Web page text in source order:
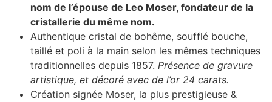
nom de l’épouse de Leo Moser, fondateur de la
cristallerie du même nom.
Authentique cristal de bohême, soufflé bouche,
taillé et poli à la main selon les mêmes techniques
traditionnelles depuis 1857. Présence de gravure
artistique, et décoré avec de l’or 24 carats.
Création signée Moser, la plus prestigieuse &